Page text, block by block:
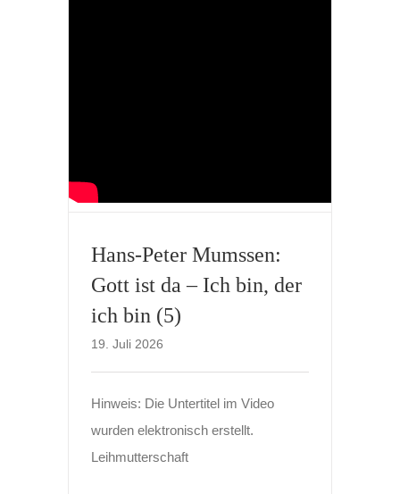
Hans-Peter Mumssen:
Gott ist da – Ich bin, der
ich bin (5)
19. Juli 2026
Hinweis: Die Untertitel im Video
wurden elektronisch erstellt.
Leihmutterschaft